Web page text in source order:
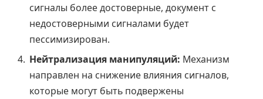
сигналы более достоверные, документ с
недостоверными сигналами будет
пессимизирован.
Нейтрализация манипуляций: Механизм
направлен на снижение влияния сигналов,
которые могут быть подвержены